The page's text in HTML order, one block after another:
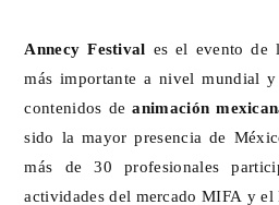
Annecy Festival es el evento de
más importante a nivel mundial
contenidos de animación
sido la mayor presencia de
más de 30 profesionales
actividades del mercado MIFA y el